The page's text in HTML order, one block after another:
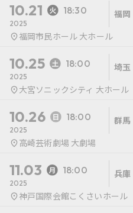
10.21 18:30
2025
福岡
福岡市民ホール 大ホール
10.25 18:00
2025
埼玉
大宮ソニックシティ 大ホール
10.26 18:00
2025
群馬
高崎芸術劇場 大劇場
11.03 18:00
2025
兵庫
神戸国際会館こくさいホール